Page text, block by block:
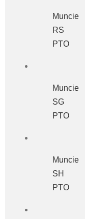
Muncie
RS
PTO
Muncie
SG
PTO
Muncie
SH
PTO